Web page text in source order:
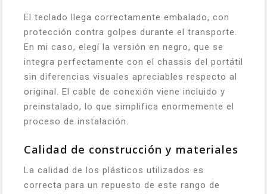
El teclado llega correctamente embalado, con
protección contra golpes durante el transporte.
En mi caso, elegí la versión en negro, que se
integra perfectamente con el chassis del portátil
sin diferencias visuales apreciables respecto al
original. El cable de conexión viene incluido y
preinstalado, lo que simplifica enormemente el
proceso de instalación.
Calidad de construcción y materiales
La calidad de los plásticos utilizados es
correcta para un repuesto de este rango de